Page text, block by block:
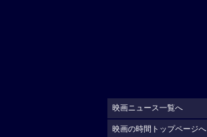
映画ニュース一覧へ
映画の時間トップページへ